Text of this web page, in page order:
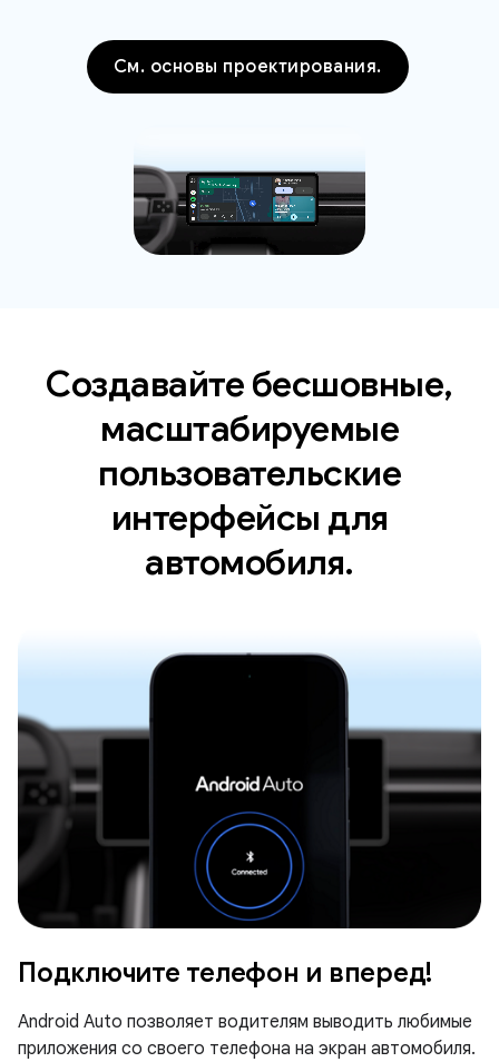
См. основы проектирования.
Создавайте бесшовные,
масштабируемые
пользовательские
интерфейсы для
автомобиля.
Подключите телефон и вперед!
Android Auto позволяет водителям выводить любимые
приложения со своего телефона на экран автомобиля.